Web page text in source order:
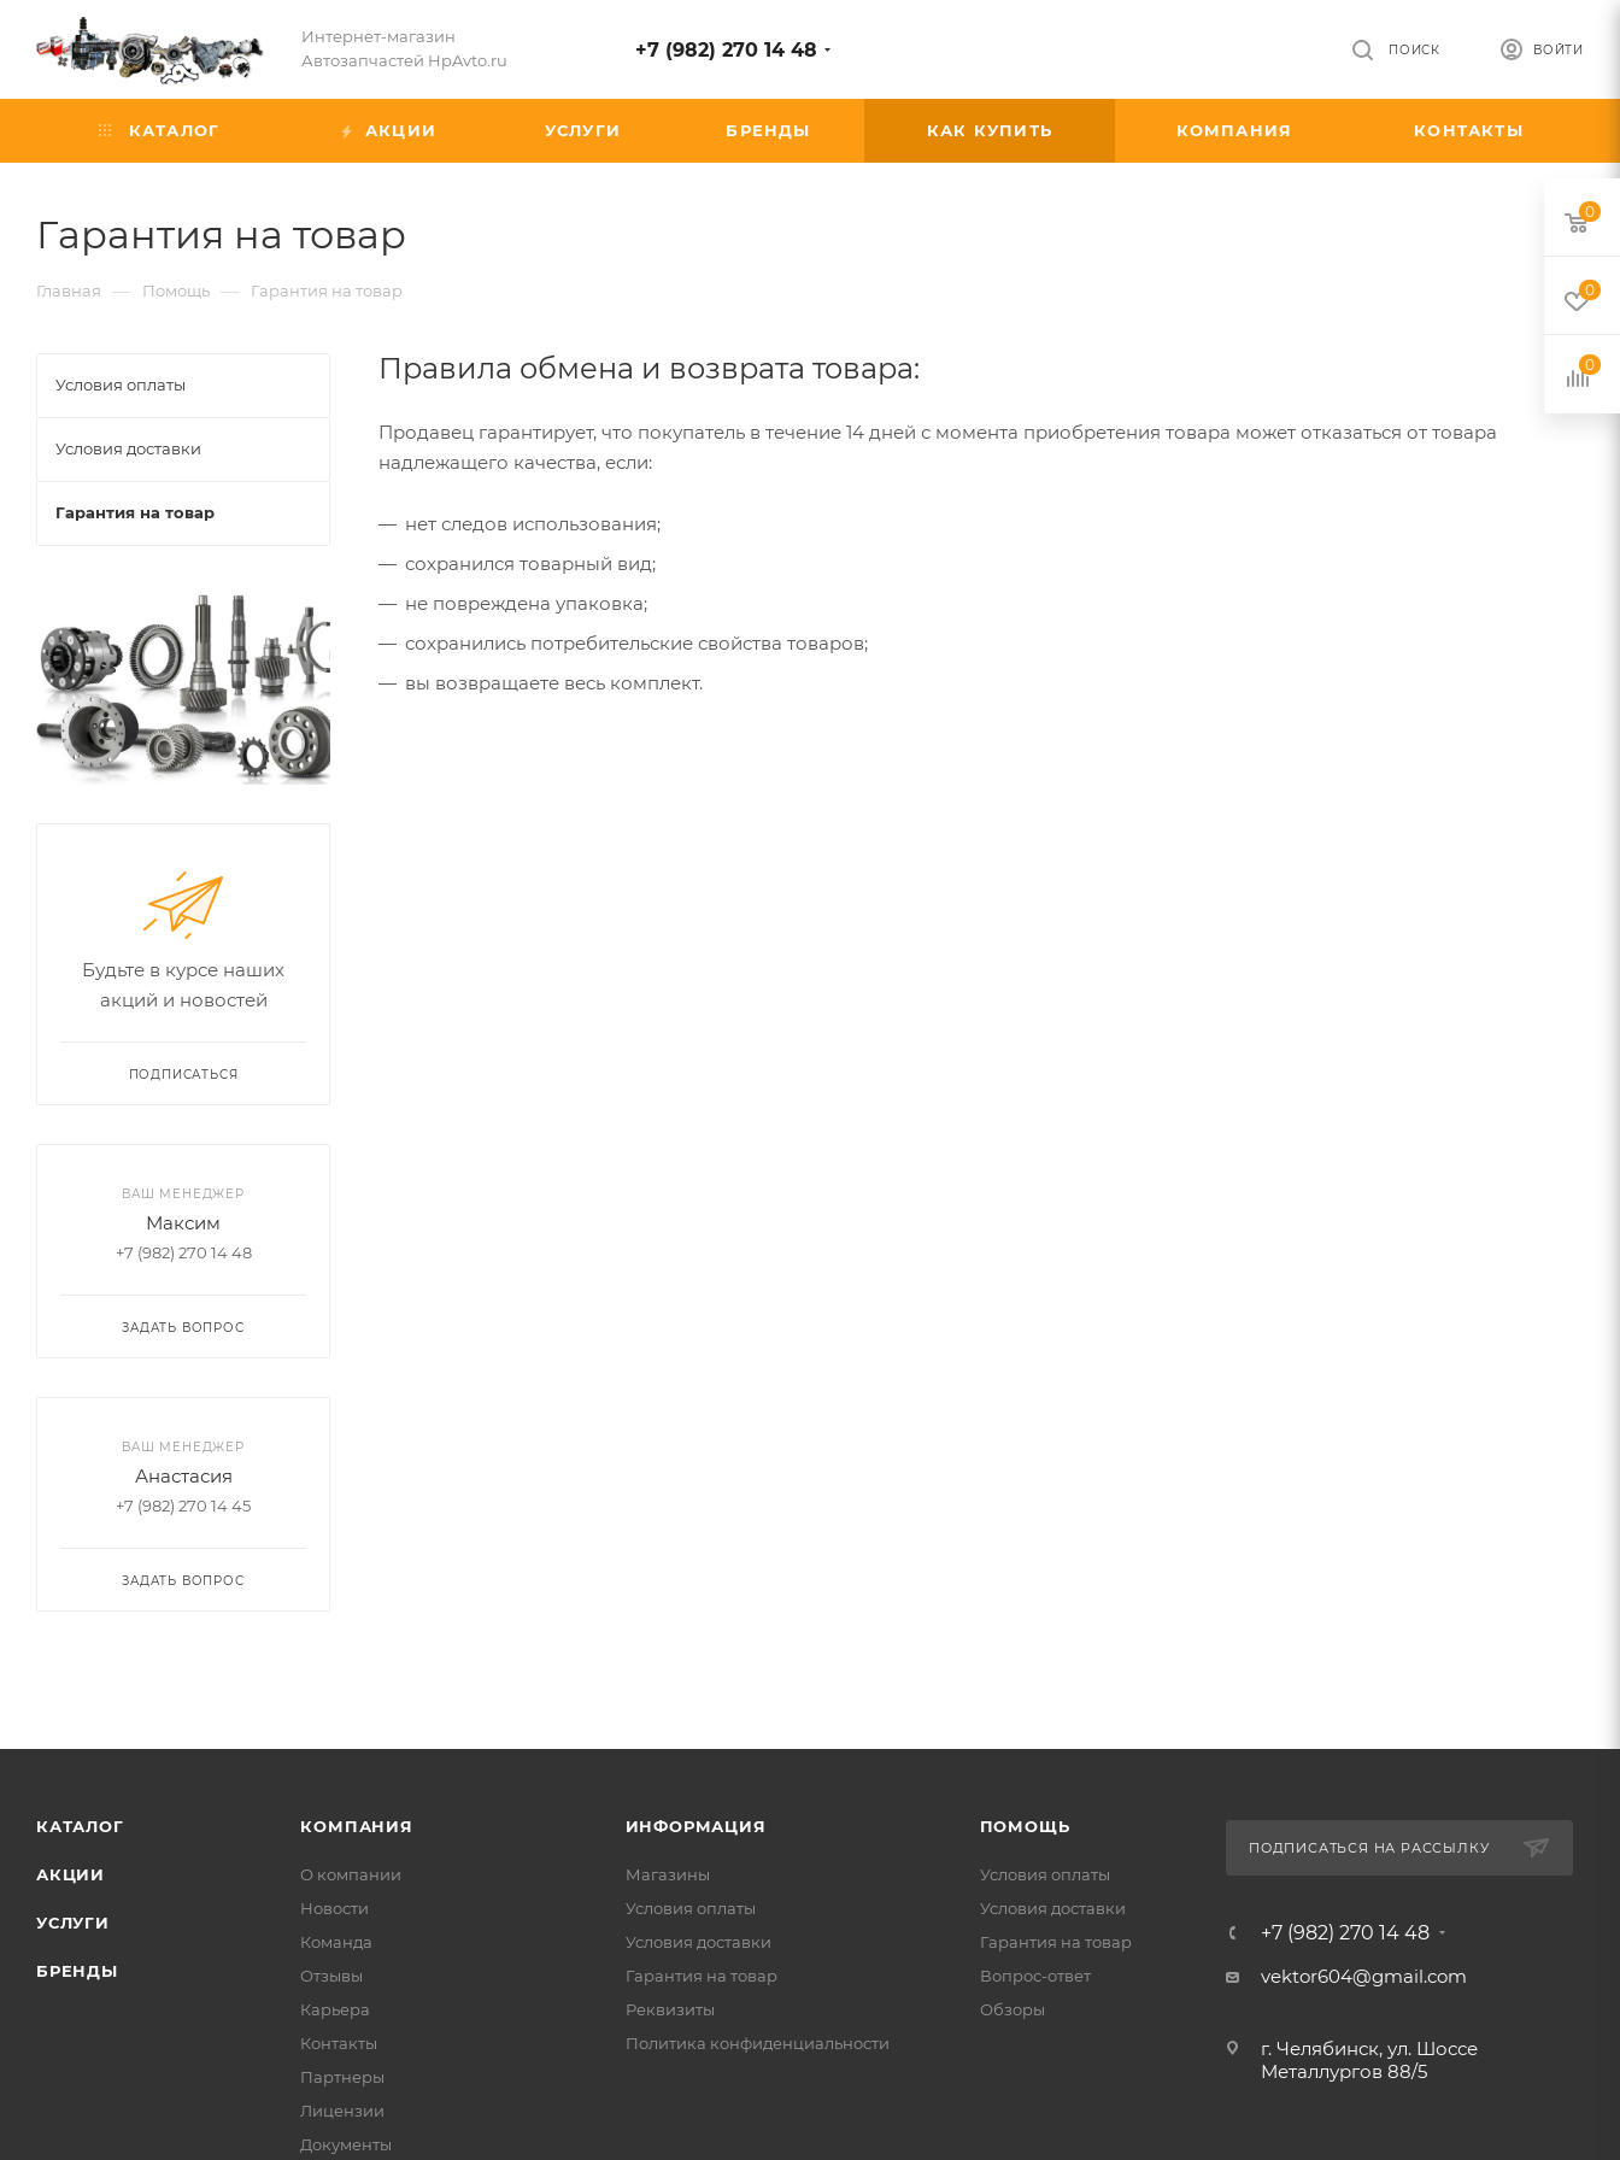
Интернет-магазин
Автозапчастей HpAvto.ru
+7 (982) 270 14 48 ВОЙТИ
ПОИСК
КАТАЛОГ АКЦИИ УСЛУГИ БРЕНДЫ КАК КУПИТЬ КОМПАНИЯ КОНТАКТЫ
Гарантия на товар
Главная — Помощь — Гарантия на товар
Правила обмена и возврата товара:
Продавец гарантирует, что покупатель в течение 14 дней с момента приобретения товара может отказаться от товара
надлежащего качества, если:
нет следов использования;
сохранился товарный вид;
не повреждена упаковка;
сохранились потребительские свойства товаров;
вы возвращаете весь комплект.
Условия оплаты
Условия доставки
Гарантия на товар
Будьте в курсе наших
акций и новостей
ПОДПИСАТЬСЯ
ВАШ МЕНЕДЖЕР
Максим
+7 (982) 270 14 48
ЗАДАТЬ ВОПРОС
ВАШ МЕНЕДЖЕР
Анастасия
+7 (982) 270 14 45
ЗАДАТЬ ВОПРОС
КАТАЛОГ
АКЦИИ
УСЛУГИ
БРЕНДЫ
КОМПАНИЯ
О компании
Новости
Команда
Отзывы
Карьера
Контакты
Партнеры
Лицензии
Документы
ИНФОРМАЦИЯ
Магазины
Условия оплаты
Условия доставки
Гарантия на товар
Реквизиты
Политика конфиденциальности
ПОМОЩЬ
Условия оплаты
Условия доставки
Гарантия на товар
Вопрос-ответ
Обзоры
ПОДПИСАТЬСЯ НА РАССЫЛКУ
+7 (982) 270 14 48
vektor604@gmail.com
г. Челябинск, ул. Шоссе
Металлургов 88/5
0
0
0